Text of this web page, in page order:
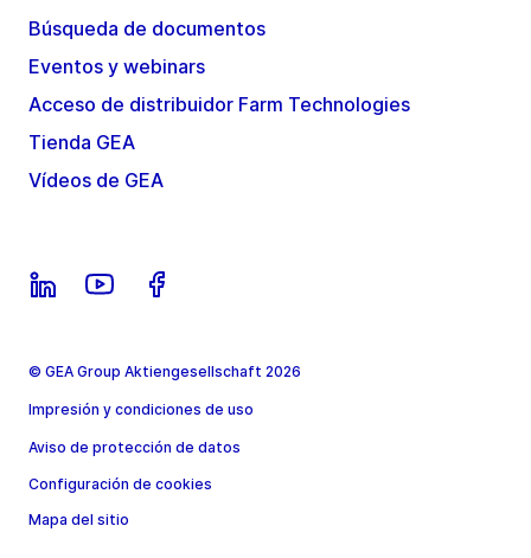
Búsqueda de documentos
Eventos y webinars
Acceso de distribuidor Farm Technologies
Tienda GEA
Vídeos de GEA
© GEA Group Aktiengesellschaft 2026
Impresión y condiciones de uso
Aviso de protección de datos
Configuración de cookies
Mapa del sitio